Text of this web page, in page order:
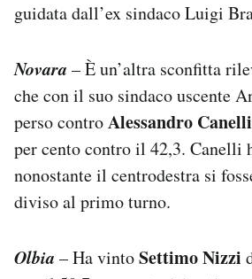
guidata dall’ex sindaco Luigi
Novara – È un’altra sconfitta
che con il suo sindaco uscente
perso controAlessandro Canelli
per cento contro il 42,3. Canelli
nonostante il centrodestra si
diviso al primo turno.
Olbia – Ha vintoSettimo Nizzi